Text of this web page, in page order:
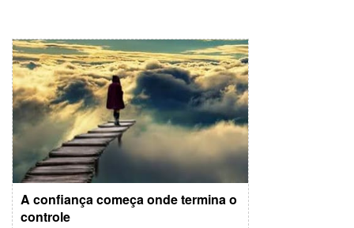
A confiança começa onde termina o
controle